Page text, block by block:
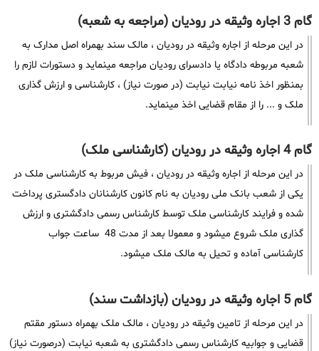
گام 3 اجاره وثیقه در رودیان (مراجعه به شعبه)
در این مرحله از اجاره وثیقه در رودیان ، مالک سند بهمراه اصل مدارک به
شعبه مربوطه دادگاه یا دادسرای رودیان مراجعه مینماید و دستورات لازم را
بمنظور اخذ نامه نیابت نیابت (در صورت نیاز) ، کارشناسی و ارزش گذاری
ملک و ... را از مقام قضایی اخذ مینماید.
گام 4 اجاره وثیقه در رودیان (کارشناسی ملک)
در این مرحله از اجاره وثیقه در رودیان ، فیش مربوط به کارشناسی ملک در
یکی از شعب بانک ملی رودیان به نام کانون کارشنانان دادگستری پرداخت
شده و فرایند کارشناسی ملک توسط کارشناس رسمی دادگشتری و ارزش
گذاری ملک شروع میشود و معمولا بعد از مدت 48 ساعت جواب
کارشناسی آماده و تحیل به مالک ملک میشود.
گام 5 اجاره وثیقه در رودیان (بازداشت سند)
در این مرحله از تامین وثیقه در رودیان ، مالک ملک بهمراه دستور مقتم
قضایی و جوابیه کارشناس رسمی دادگشتری به شعبه نیابت (درصورت نیاز)